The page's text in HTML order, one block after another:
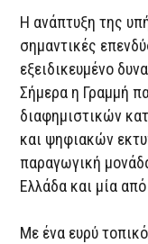
Η ανάπτυξη της
σημαντικές
εξειδικευμένο
Σήμερα η Γραμμή
διαφημιστικών
και ψηφιακών
παραγωγική
Ελλάδα και μία
Με ένα ευρύ